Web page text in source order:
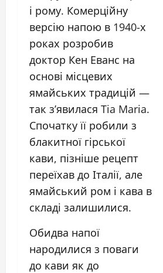
і рому. Комерційну
версію напою в 1940-х
роках розробив
доктор Кен Еванс на
основі місцевих
ямайських традицій —
так з’явилася Tia Maria.
Спочатку її робили з
блакитної гірської
кави, пізніше рецепт
переїхав до Італії, але
ямайський ром і кава в
складі залишилися.
Обидва напої
народилися з поваги
до кави як до